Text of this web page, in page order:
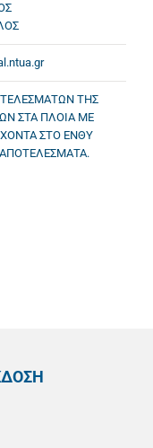
ΤΗΣ
ΣΤΑ ΠΛΟΙΑ ΜΕ
ΣΤΟ ΕΝΘΥ